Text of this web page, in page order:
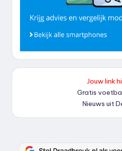
Jouw link
Gratis
Nieuws uit